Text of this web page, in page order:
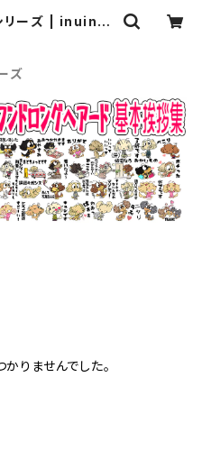
リーズ | inuinut
ズ
りませんでした。